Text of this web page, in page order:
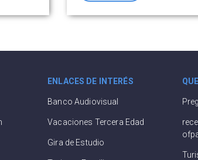
ENLACES DE INTERÉS
Banco Audiovisual
Vacaciones Tercera Edad
Gira de Estudio